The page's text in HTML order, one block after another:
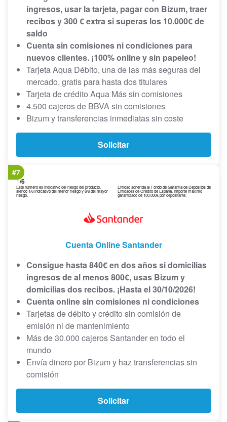
ingresos, usar la tarjeta, pagar con Bizum, traer
recibos y 300 € extra si superas los 10.000€ de
saldo
Cuenta sin comisiones ni condiciones para
nuevos clientes. ¡100% online y sin papeleo!
Tarjeta Aqua Débito, una de las más seguras del
mercado, gratis para hasta dos titulares
Tarjeta de crédito Aqua Más sin comisiones
4.500 cajeros de BBVA sin comisiones
Bizum y transferencias inmediatas sin coste
Solicitar
1/6
Este número es indicativo del riesgo del producto,
siendo 1/6 indicativo del menor riesgo y 6/6 del mayor
riesgo.
Entidad adherida al Fondo de Garantía de Depósitos de
Entidades de Crédito de España. Importe máximo
garantizado de 100.000€ por depositante.
#7
Cuenta Online Santander
Consigue hasta 840€ en dos años si domicilias
ingresos de al menos 800€, usas Bizum y
domicilias dos recibos. ¡Hasta el 30/10/2026!
Cuenta online sin comisiones ni condiciones
Tarjetas de débito y crédito sin comisión de
emisión ni de mantenimiento
Más de 30.000 cajeros Santander en todo el
mundo
Envía dinero por Bizum y haz transferencias sin
comisión
Solicitar